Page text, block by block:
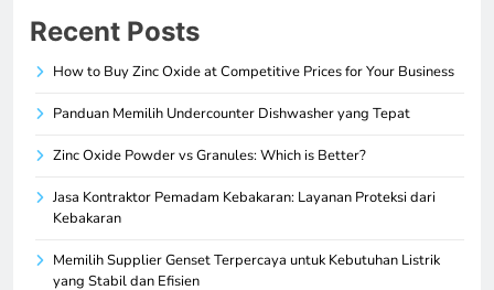
Recent Posts
How to Buy Zinc Oxide at Competitive Prices for Your Business
Panduan Memilih Undercounter Dishwasher yang Tepat
Zinc Oxide Powder vs Granules: Which is Better?
Jasa Kontraktor Pemadam Kebakaran: Layanan Proteksi dari
Kebakaran
Memilih Supplier Genset Terpercaya untuk Kebutuhan Listrik
yang Stabil dan Efisien